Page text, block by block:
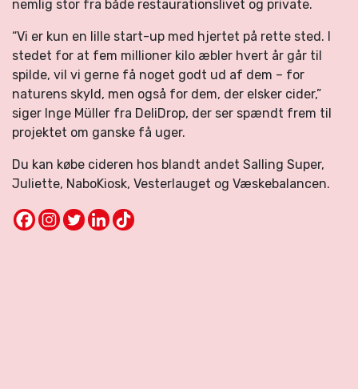
nemlig stor fra både restaurationslivet og private.
“Vi er kun en lille start-up med hjertet på rette sted. I
stedet for at fem millioner kilo æbler hvert år går til
spilde, vil vi gerne få noget godt ud af dem – for
naturens skyld, men også for dem, der elsker cider,”
siger Inge Müller fra DeliDrop, der ser spændt frem til
projektet om ganske få uger.
Du kan købe cideren hos blandt andet Salling Super,
Juliette, NaboKiosk, Vesterlauget og Væskebalancen.